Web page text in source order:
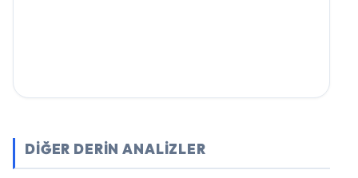
DİĞER DERİN ANALİZLER